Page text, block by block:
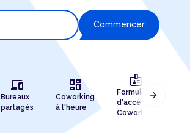
Commencer
devices
Bureaux
partagés
dashboard
Coworking
à l'heure
badge
Formules
d'accès au
Coworking
arrow_forward